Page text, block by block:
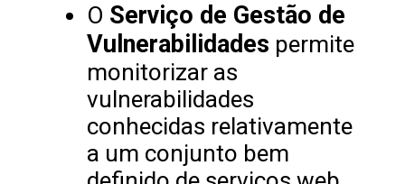
O Serviço de Gestão de
Vulnerabilidades permite
monitorizar as
vulnerabilidades
conhecidas relativamente
a um conjunto bem